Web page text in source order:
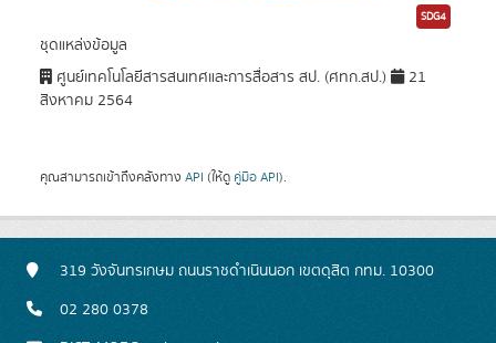
SDG4
ชุดแหล่งข้อมูล
ศูนย์เทคโนโลยีสารสนเทศและการสื่อสาร สป. (ศทก.สป.)
21
สิงหาคม 2564
คุณสามารถเข้าถึงคลังทาง API (ให้ดู คู่มือ API).
319 วังจันทรเกษม ถนนราชดำเนินนอก เขตดุสิต กทม. 10300
02 280 0378